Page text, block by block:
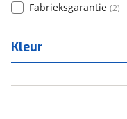
Fabrieksgarantie (2)
Kleur